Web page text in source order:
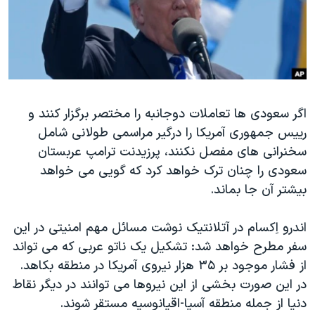
فرهنگ و زندگی
اقتصادی
اسرائیل در جنگ
گالری عکس
آرشیو پخش زنده
انتخابات ریاست جمهوری آمریکا ۲۰۲۴
حمله جمهوری اسلامی به اسرائیل
ورزش زنان در ایران
اعتراضات زن، زندگی، آزادی
مجموعه مستندهای دادخواهی
تریبونال مردمی آبان ۹۸
چهل سال گروگان‌گیری
قانون شفافیت دارائی کادر رهبری ایران
اعتراضات مردمی آبان ۹۸
زبانهای مختلف
اگر سعودی ها تعاملات دوجانبه را مختصر برگزار کنند و
رییس جمهوری آمریکا را درگیر مراسمی طولانی شامل
سخنرانی های مفصل نکنند، پرزیدنت ترامپ عربستان
سعودی را چنان ترک خواهد کرد که گویی می خواهد
بیشتر آن جا بماند.
اندرو اِکسام در آتلانتیک نوشت مسائل مهم امنیتی در این
سفر مطرح خواهد شد: تشکیل یک ناتو عربی که می تواند
از فشار موجود بر ۳۵ هزار نیروی آمریکا در منطقه بکاهد.
در این صورت بخشی از این نیروها می توانند در دیگر نقاط
دنیا از جمله منطقه آسیا-اقیانوسیه مستقر شوند.